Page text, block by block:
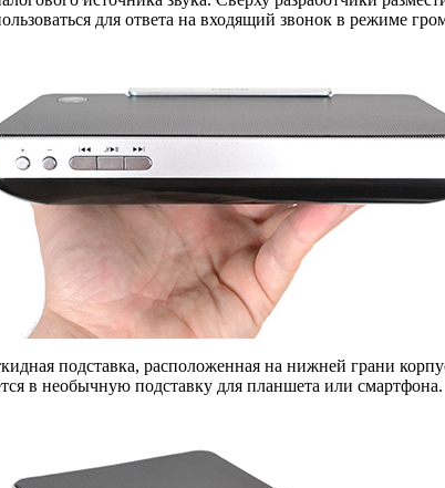
для ответа на входящий звонок в режиме
подставка, расположенная на нижней грани
в необычную подставку для планшета или смартфона.